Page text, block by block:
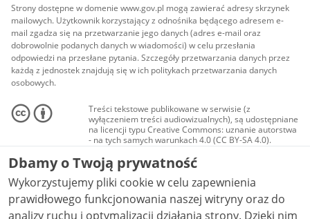
Strony dostępne w domenie www.gov.pl mogą zawierać adresy skrzynek
mailowych. Użytkownik korzystający z odnośnika będącego adresem e-
mail zgadza się na przetwarzanie jego danych (adres e-mail oraz
dobrowolnie podanych danych w wiadomości) w celu przesłania
odpowiedzi na przesłane pytania. Szczegóły przetwarzania danych przez
każdą z jednostek znajdują się w ich politykach przetwarzania danych
osobowych.
Treści tekstowe publikowane w serwisie (z
wyłączeniem treści audiowizualnych), są udostępniane
na licencji typu Creative Commons: uznanie autorstwa
- na tych samych warunkach 4.0 (CC BY-SA 4.0).
Materiały audiowizualne, w tym zdjęcia, materiały
audio i wideo, są udostępniane na licencji typu
Creative Commons: uznanie autorstwa użycie
niekomercyjne - bez utworów zależnych 4.0 (CC BY-
NC-ND 4.0), o ile nie jest to stwierdzone inaczej.
Dbamy o Twoją prywatność
Wykorzystujemy pliki cookie w celu zapewnienia
prawidłowego funkcjonowania naszej witryny oraz do
analizy ruchu i optymalizacji działania strony. Dzięki nim